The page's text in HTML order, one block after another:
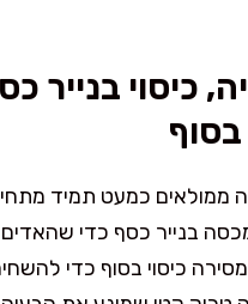
כיסוי בנייר
ממולאים כמעט תמיד
בנייר כסף כדי
כיסוי בסוף כדי